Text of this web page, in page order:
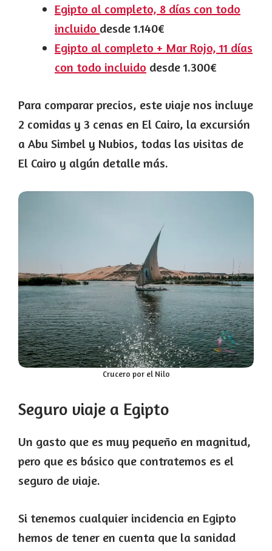
Egipto al completo, 8 días con todo
incluido desde 1.140€
Egipto al completo + Mar Rojo, 11 días
con todo incluido desde 1.300€
Para comparar precios, este viaje nos incluye
2 comidas y 3 cenas en El Cairo, la excursión
a Abu Simbel y Nubios, todas las visitas de
El Cairo y algún detalle más.
Crucero por el Nilo
Seguro viaje a Egipto
Un gasto que es muy pequeño en magnitud,
pero que es básico que contratemos es el
seguro de viaje.
Si tenemos cualquier incidencia en Egipto
hemos de tener en cuenta que la sanidad